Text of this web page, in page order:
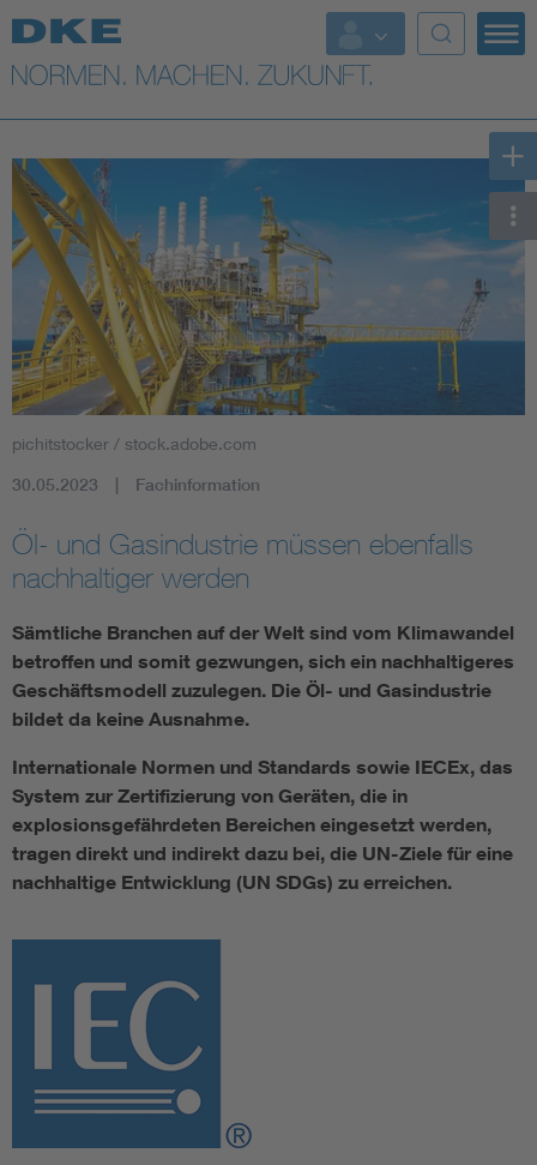
Top-Themen
VDE Fokusthemen
Digital Security
Energy
Health
Industry
Mobility
Smart Cities
DKE Fachinformationen im Kontext der Normung
Blitzschutz: DIN EN 62305 in der Übersicht
Cybersecurity in der Industrieautomatisierung
Elektrofachkraft (EFK)
pichitstocker / stock.adobe.com
30.05.2023 Fachinformation
Öl- und Gasindustrie müssen ebenfalls
nachhaltiger werden
Sämtliche Branchen auf der Welt sind vom Klimawandel
betroffen und somit gezwungen, sich ein nachhaltigeres
Geschäftsmodell zuzulegen. Die Öl- und Gasindustrie
bildet da keine Ausnahme.
Internationale Normen und Standards sowie IECEx, das
System zur Zertifizierung von Geräten, die in
explosionsgefährdeten Bereichen eingesetzt werden,
tragen direkt und indirekt dazu bei, die UN-Ziele für eine
nachhaltige Entwicklung (UN SDGs) zu erreichen.